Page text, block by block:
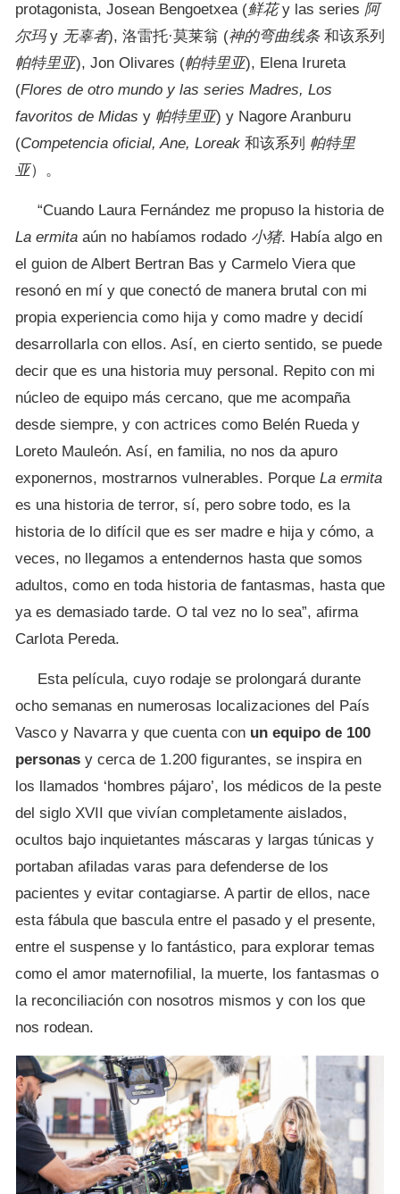
protagonista, Josean Bengoetxea (鲜花 y las series 阿
尔玛y 无辜者), 洛雷托·莫莱翁 (神的弯曲线条和该系列
帕特里亚), Jon Olivares (帕特里亚), Elena Irureta
(Flores de otro mundo y las series Madres, Los
favoritos de Midas y 帕特里亚) y Nagore Aranburu
(Competencia oficial, Ane, Loreak 和该系列 帕特里
亚）。
“Cuando Laura Fernández me propuso la historia de
La ermita aún no habíamos rodado 小猪. Había algo en
el guion de Albert Bertran Bas y Carmelo Viera que
resonó en mí y que conectó de manera brutal con mi
propia experiencia como hija y como madre y decidí
desarrollarla con ellos. Así, en cierto sentido, se puede
decir que es una historia muy personal. Repito con mi
núcleo de equipo más cercano, que me acompaña
desde siempre, y con actrices como Belén Rueda y
Loreto Mauleón. Así, en familia, no nos da apuro
exponernos, mostrarnos vulnerables. Porque La ermita
es una historia de terror, sí, pero sobre todo, es la
historia de lo difícil que es ser madre e hija y cómo, a
veces, no llegamos a entendernos hasta que somos
adultos, como en toda historia de fantasmas, hasta que
ya es demasiado tarde. O tal vez no lo sea”, afirma
Carlota Pereda.
Esta película, cuyo rodaje se prolongará durante
ocho semanas en numerosas localizaciones del País
Vasco y Navarra y que cuenta con un equipo de 100
personas y cerca de 1.200 figurantes, se inspira en
los llamados ‘hombres pájaro’, los médicos de la peste
del siglo XVII que vivían completamente aislados,
ocultos bajo inquietantes máscaras y largas túnicas y
portaban afiladas varas para defenderse de los
pacientes y evitar contagiarse. A partir de ellos, nace
esta fábula que bascula entre el pasado y el presente,
entre el suspense y lo fantástico, para explorar temas
como el amor maternofilial, la muerte, los fantasmas o
la reconciliación con nosotros mismos y con los que
nos rodean.